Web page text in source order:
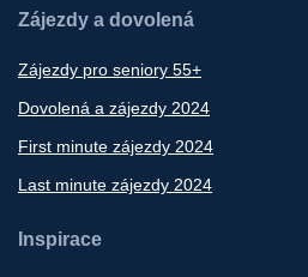
Zájezdy a dovolená
Zájezdy pro seniory 55+
Dovolená a zájezdy 2024
First minute zájezdy 2024
Last minute zájezdy 2024
Inspirace